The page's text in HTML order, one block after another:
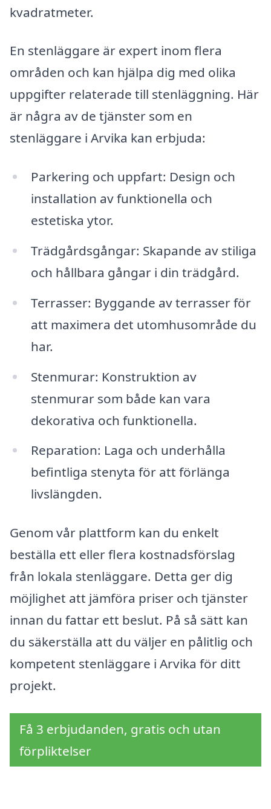
kvadratmeter.
En stenläggare är expert inom flera
områden och kan hjälpa dig med olika
uppgifter relaterade till stenläggning. Här
är några av de tjänster som en
stenläggare i Arvika kan erbjuda:
Parkering och uppfart: Design och
installation av funktionella och
estetiska ytor.
Trädgårdsgångar: Skapande av stiliga
och hållbara gångar i din trädgård.
Terrasser: Byggande av terrasser för
att maximera det utomhusområde du
har.
Stenmurar: Konstruktion av
stenmurar som både kan vara
dekorativa och funktionella.
Reparation: Laga och underhålla
befintliga stenyta för att förlänga
livslängden.
Genom vår plattform kan du enkelt
beställa ett eller flera kostnadsförslag
från lokala stenläggare. Detta ger dig
möjlighet att jämföra priser och tjänster
innan du fattar ett beslut. På så sätt kan
du säkerställa att du väljer en pålitlig och
kompetent stenläggare i Arvika för ditt
projekt.
Få 3 erbjudanden, gratis och utan
förpliktelser